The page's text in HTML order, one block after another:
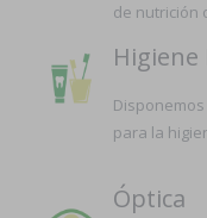
de nutrición
Higiene
para la
Óptica